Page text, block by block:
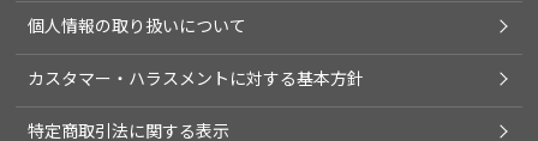
個人情報の取り扱いについて
カスタマー・ハラスメントに対する基本方針
特定商取引法に関する表示